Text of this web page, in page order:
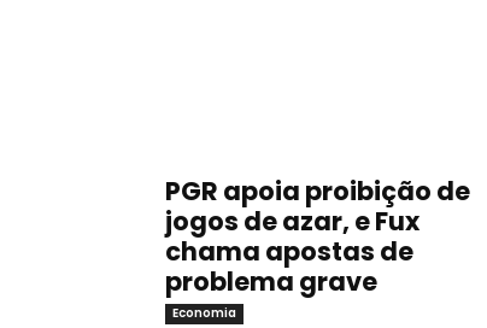
PGR apoia proibição de
jogos de azar, e Fux
chama apostas de
problema grave
Economia